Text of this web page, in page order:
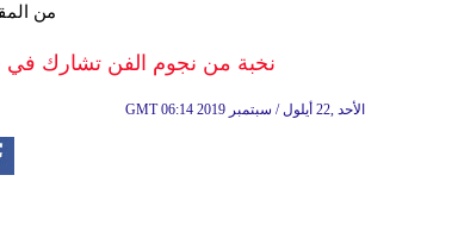
من المقرر
نخبة من نجوم الفن تشارك في
GMT 06:14 2019 الأحد ,22 أيلول / سبتمبر